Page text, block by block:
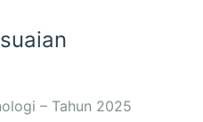
– Tahun 2025